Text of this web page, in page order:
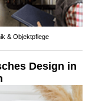
& Objektpflege
Design in